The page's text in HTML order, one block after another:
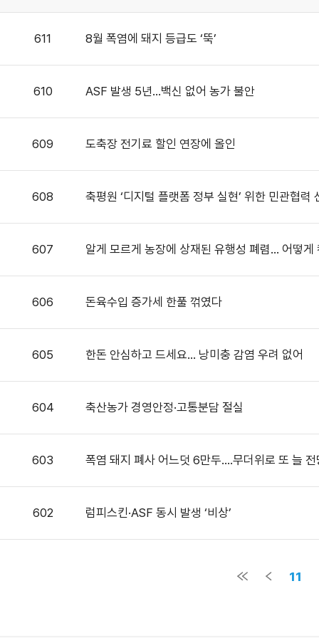
611 8월 폭염에 돼지 등급도 ‘뚝’
610 ASF 발생 5년…백신 없어 농가 불안
609 도축장 전기료 할인 연장에 올인
608 축평원 ‘디지털 플랫폼 정부 실현’ 위한 민관협력
607 알게 모르게 농장에 상재된 유행성 폐렴… 어떻게
606 돈육수입 증가세 한풀 꺾였다
605 한돈 안심하고 드세요… 낭미충 감염 우려 없어
604 축산농가 경영안정·고통분담 절실
603 폭염 돼지 폐사 어느덧 6만두....무더위로 또 늘 전
602 럼피스킨·ASF 동시 발생 ‘비상’
11